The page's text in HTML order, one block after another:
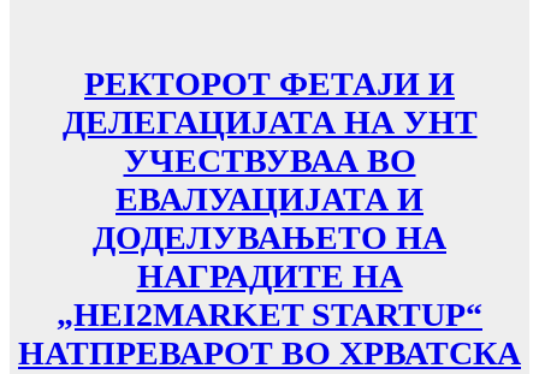
РЕКТОРОТ ФЕТАЈИ И
ДЕЛЕГАЦИЈАТА НА УНТ
УЧЕСТВУВАА ВО
ЕВАЛУАЦИЈАТА И
ДОДЕЛУВАЊЕТО НА
НАГРАДИТЕ НА
„HEI2MARKET STARTUP“
НАТПРЕВАРОТ ВО ХРВАТСКА